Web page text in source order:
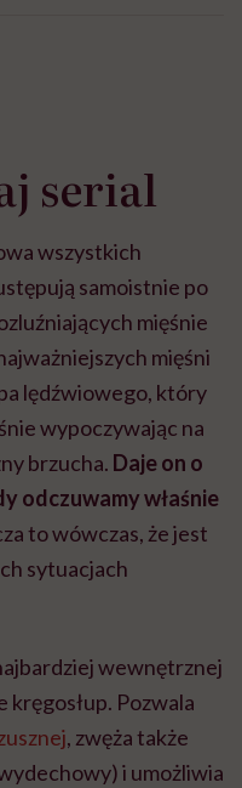
serial
wszystkich
samoistnie po
mięśnie
mięśni
lędźwiowego, który
wypoczywając na
brzucha. Daje on o
odczuwamy właśnie
to wówczas, że jest
sytuacjach
wewnętrznej
Pozwala
, zwęża także
i umożliwia